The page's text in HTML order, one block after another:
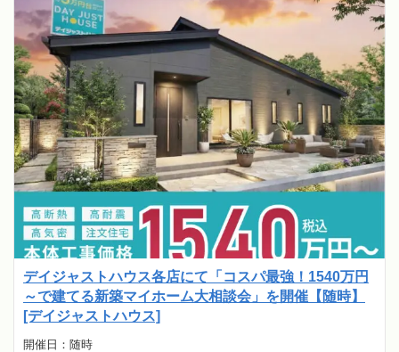
デイジャストハウス各店にて「コスパ最強！1540万円
～で建てる新築マイホーム大相談会」を開催【随時】
[デイジャストハウス]
開催日：随時